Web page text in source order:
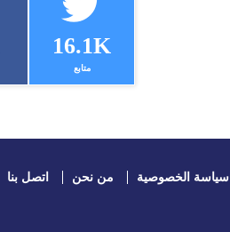
16.1K
متابع
سياسة الخصوصية من نحن اتصل بنا